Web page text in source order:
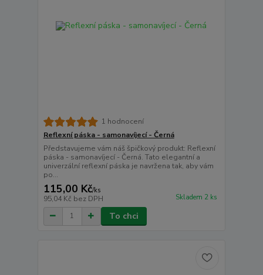
1 hodnocení
Reflexní páska - samonavíjecí - Černá
Představujeme vám náš špičkový produkt: Reflexní
páska - samonavíjecí - Černá. Tato elegantní a
univerzální reflexní páska je navržena tak, aby vám
po...
115,00 Kč/ks
95,04 Kč bez DPH Skladem 2 ks
To chci